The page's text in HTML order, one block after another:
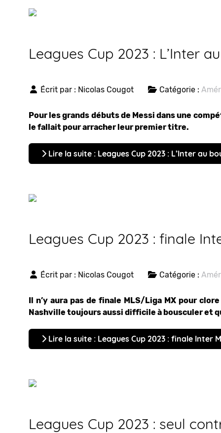
Leagues Cup 2023 : L’Inter
Écrit par : Nicolas Cougot Catégorie :
Pour les grands débuts de Messi dans une
le fallait pour arracher leur premier titre.
Lire la suite : Leagues Cup 2023 : L’Inter au
Leagues Cup 2023 : finale
Écrit par : Nicolas Cougot Catégorie :
Il n’y aura pas de finale MLS/Liga MX pour
Nashville toujours aussi difficile à bousculer et
Lire la suite : Leagues Cup 2023 : finale Inter
Leagues Cup 2023 : seul